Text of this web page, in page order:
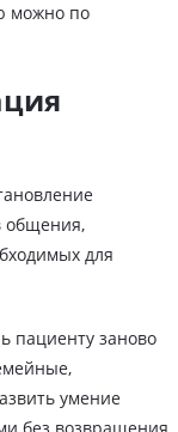
можно по
общения,
для
пациенту заново
умение